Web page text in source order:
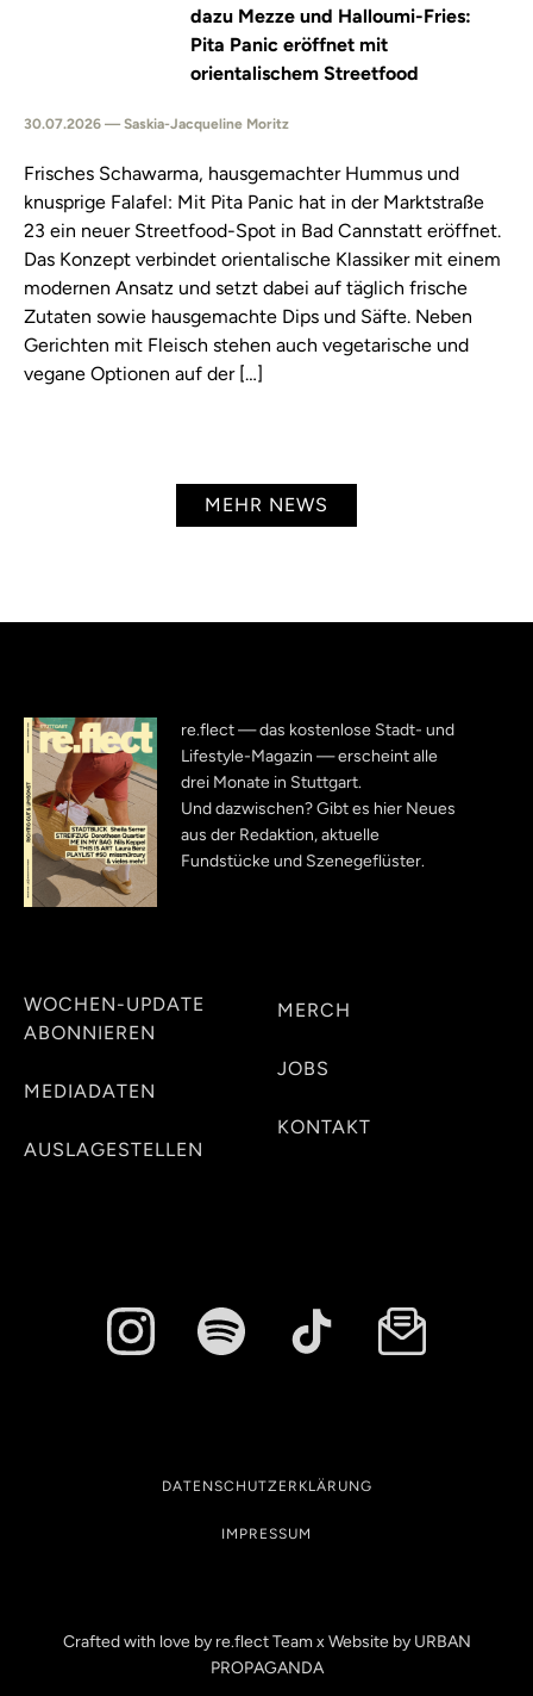
dazu Mezze und Halloumi-Fries:
Pita Panic eröffnet mit
orientalischem Streetfood
30.07.2026 — Saskia-Jacqueline Moritz
Frisches Schawarma, hausgemachter Hummus und
knusprige Falafel: Mit Pita Panic hat in der Marktstraße
23 ein neuer Streetfood-Spot in Bad Cannstatt eröffnet.
Das Konzept verbindet orientalische Klassiker mit einem
modernen Ansatz und setzt dabei auf täglich frische
Zutaten sowie hausgemachte Dips und Säfte. Neben
Gerichten mit Fleisch stehen auch vegetarische und
vegane Optionen auf der […]
MEHR NEWS
re.flect — das kostenlose Stadt- und
Lifestyle-Magazin — erscheint alle
drei Monate in Stuttgart.
Und dazwischen? Gibt es hier Neues
aus der Redaktion, aktuelle
Fundstücke und Szenegeflüster.
WOCHEN-UPDATE
ABONNIEREN
MEDIADATEN
AUSLAGESTELLEN
MERCH
JOBS
KONTAKT
DATENSCHUTZERKLÄRUNG
IMPRESSUM
Crafted with love by re.flect Team x Website by URBAN
PROPAGANDA